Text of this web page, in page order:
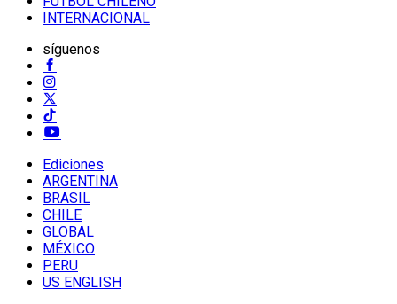
INTERNACIONAL
síguenos
Ediciones
ARGENTINA
BRASIL
CHILE
GLOBAL
MÉXICO
PERU
US ENGLISH